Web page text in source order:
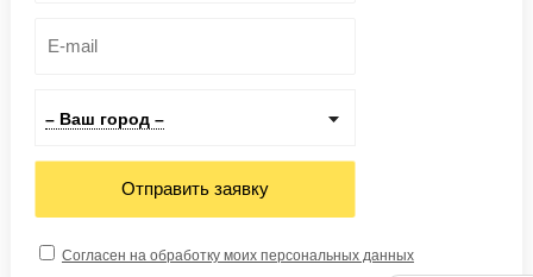
– Ваш город –
Отправить заявку
Согласен на обработку моих персональных данных